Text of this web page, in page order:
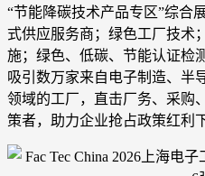
“节能降碳技术产品专区”综合
式供应服务商；绿色工厂技术
施；绿色、低碳、节能认证检
吸引数万家来自电子制造、半
领域的工厂，直击厂务、采购
策者，助力企业抢占政策红利